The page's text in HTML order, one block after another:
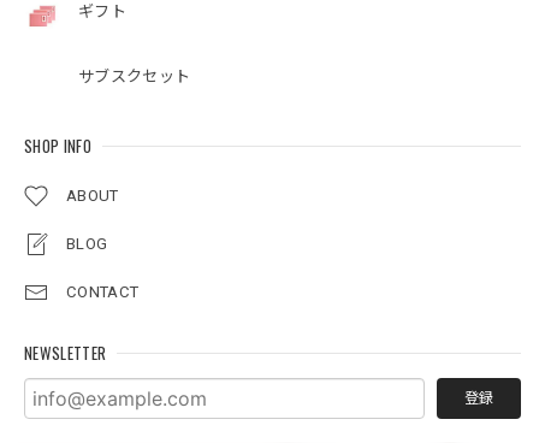
ギフト
サブスクセット
SHOP INFO
ABOUT
BLOG
CONTACT
NEWSLETTER
登録